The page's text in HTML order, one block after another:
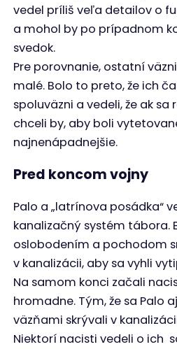
vedel príliš veľa detailov o
a mohol by po prípadnom
svedok.
Pre porovnanie, ostatní
malé. Bolo to preto, že ich
spoluväzni a vedeli, že ak
chceli by, aby boli
najnenápadnejšie.
Pred koncom vojny
Palo a „latrínova posádka“
kanalizačný systém tábora.
oslobodením a pochodom
v kanalizácii, aby sa vyhli
Na samom konci začali
hromadne. Tým, že sa Palo
väzňami skrývali v
Niektorí nacisti vedeli o ich